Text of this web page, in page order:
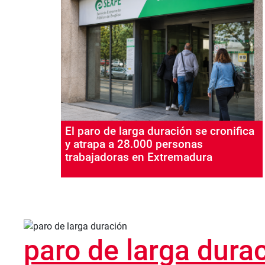
El paro de larga duración se cronifica
y atrapa a 28.000 personas
trabajadoras en Extremadura
paro de larga